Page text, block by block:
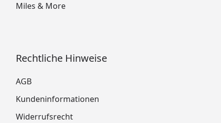
Miles & More
Rechtliche Hinweise
AGB
Kundeninformationen
Widerrufsrecht